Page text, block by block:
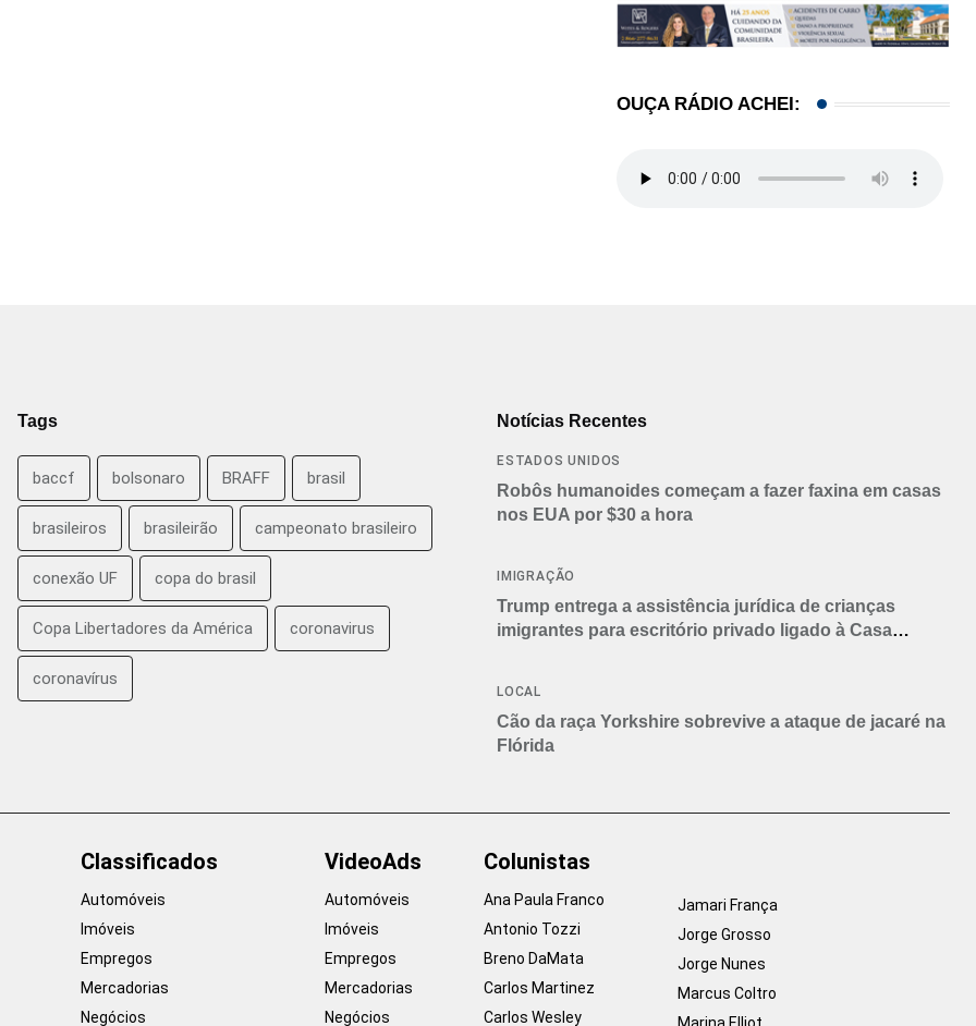
OUÇA RÁDIO ACHEI:
Tags
baccf bolsonaro BRAFF brasil
brasileiros brasileirão campeonato brasileiro
conexão UF copa do brasil
Copa Libertadores da América coronavirus
coronavírus
Notícias Recentes
ESTADOS UNIDOS
Robôs humanoides começam a fazer faxina em casas
nos EUA por $30 a hora
IMIGRAÇÃO
Trump entrega a assistência jurídica de crianças
imigrantes para escritório privado ligado à Casa
LOCAL
Cão da raça Yorkshire sobrevive a ataque de jacaré na
Flórida
Classificados
Automóveis
Imóveis
Empregos
Mercadorias
Negócios
VideoAds
Automóveis
Imóveis
Empregos
Mercadorias
Negócios
Colunistas
Ana Paula Franco
Antonio Tozzi
Breno DaMata
Carlos Martinez
Carlos Wesley
Jamari França
Jorge Grosso
Jorge Nunes
Marcus Coltro